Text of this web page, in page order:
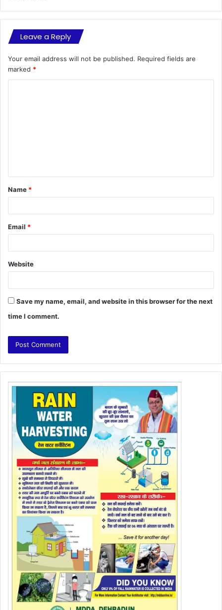
Leave a Reply
Your email address will not be published. Required fields are
marked *
t
*
Name *
Email *
Website
Save my name, email, and website in this browser for the next
time I comment.